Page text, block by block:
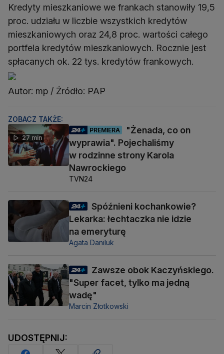
Kredyty mieszkaniowe we frankach stanowiły 19,5
proc. udziału w liczbie wszystkich kredytów
mieszkaniowych oraz 24,8 proc. wartości całego
portfela kredytów mieszkaniowych. Rocznie jest
spłacanych ok. 22 tys. kredytów frankowych.
Autor: mp / Źródło: PAP
ZOBACZ TAKŻE:
27 min
PREMIERA
"Żenada, co on
wyprawia". Pojechaliśmy
w rodzinne strony Karola
Nawrockiego
TVN24
Spóźnieni kochankowie?
Lekarka: łechtaczka nie idzie
na emeryturę
Agata Daniluk
Zawsze obok Kaczyńskiego.
"Super facet, tylko ma jedną
wadę"
Marcin Złotkowski
UDOSTĘPNIJ: